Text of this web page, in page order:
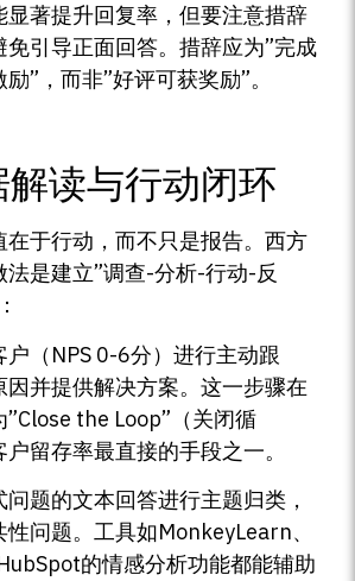
显著提升回复率，但要注意措辞
免引导正面回答。措辞应为”完成
”，而非”好评可获奖励”。
读与行动闭环
在于行动，而不只是报告。西方
是建立”调查-分析-行动-反
（NPS 0-6分）进行主动跟
并提供解决方案。这一步骤在
the Loop”（关闭循
留存率最直接的手段之一。
题的文本回答进行主题归类，
问题。工具如MonkeyLearn、
的情感分析功能都能辅助